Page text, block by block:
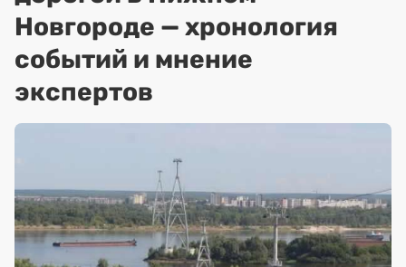
Новгороде — хронология
событий и мнение
экспертов